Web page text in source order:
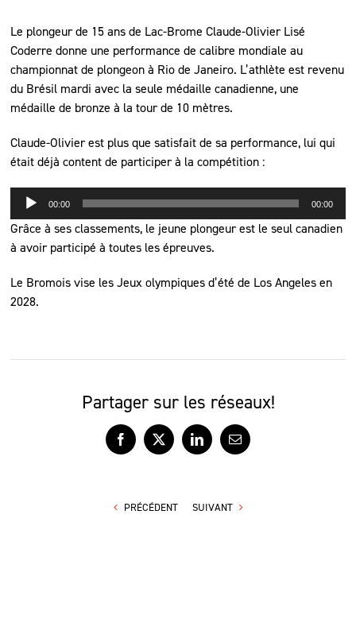
Le plongeur de 15 ans de Lac-Brome Claude-Olivier Lisé
Coderre donne une performance de calibre mondiale au
championnat de plongeon à Rio de Janeiro. L’athlète est revenu
du Brésil mardi avec la seule médaille canadienne, une
médaille de bronze à la tour de 10 mètres.
Claude-Olivier est plus que satisfait de sa performance, lui qui
était déjà content de participer à la compétition :
Lecteur
audio
00:00 00:00
Grâce à ses classements, le jeune plongeur est le seul canadien
à avoir participé à toutes les épreuves.
Le Bromois vise les Jeux olympiques d’été de Los Angeles en
2028.
Partager sur les réseaux!
Facebook
X LinkedInCourriel
PRÉCÉDENT SUIVANT